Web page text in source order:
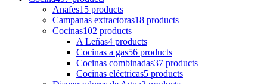
Anafes15 products
Campanas extractoras18 products
Cocinas102 products
A Leñas4 products
Cocinas a gas56 products
Cocinas combinadas37 products
Cocinas eléctricas5 products